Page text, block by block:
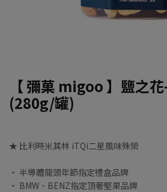
【 彌菓 migoo 】鹽之
(280g/罐)
★ 比利時米其林 iTQi二星風味殊榮
‧ 半導體龍頭年節指定禮盒品牌
‧ BMW、BENZ指定頂奢堅果品牌